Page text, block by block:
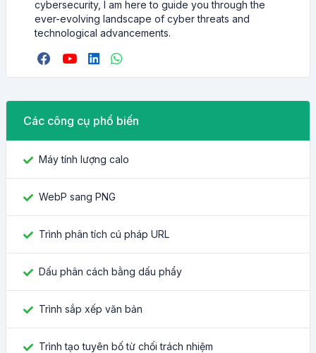
cybersecurity, I am here to guide you through the
ever-evolving landscape of cyber threats and
technological advancements.
Các công cụ phổ biến
Máy tính lượng calo
WebP sang PNG
Trình phân tích cú pháp URL
Dấu phân cách bằng dấu phẩy
Trình sắp xếp văn bản
Trình tạo tuyên bố từ chối trách nhiệm